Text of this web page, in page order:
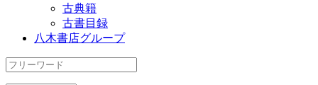
古典籍
古書目録
八木書店グループ